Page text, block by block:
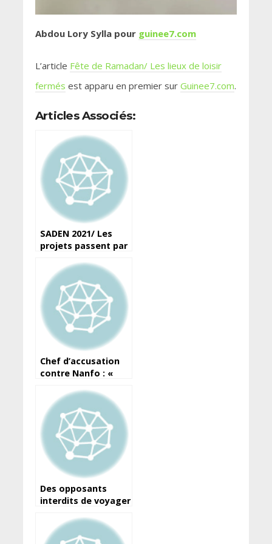
Abdou Lory Sylla pour guinee7.com
L’article Fête de Ramadan/ Les lieux de loisir
fermés est apparu en premier sur Guinee7.com.
Articles Associés:
SADEN 2021/ Les
projets passent par
Chef d’accusation
contre Nanfo : «
engins de
sonorisation »
Des opposants
interdits de voyager
domaine de
l’exécutif et du